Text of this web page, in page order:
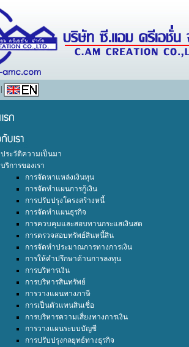
ประวัติความเป็นมา
บริการของเรา
การจัดหาแหล่งเงินทุน
การจัดทำแผนการกู้เงิน
การปรับปรุงโครงสร้างหนี้
การจัดทำแผนธุรกิจ
การควบคุมและสอบทานกระแสเงินสด
การตรวจสอบทรัพย์สินหนี้สิน
การจัดทำประมาณการทางการเงิน
การให้คำปรึกษาด้านการลงทุน
การบริหารเงิน
การบริหารสินทรัพย์
การวางแผนทางภาษี
การเป็นตัวแทนสินเชื่อ
การบริหารความเสี่ยงทางการเงิน
การวางแผนระบบบัญชี
การปรับปรุงกลยุทธ์ทางธุรกิจ